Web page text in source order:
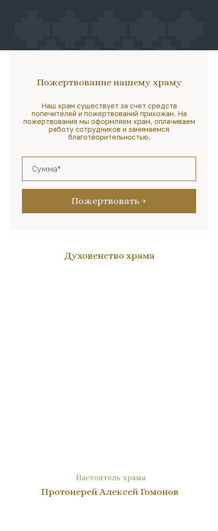
Пожертвование нашему храму
Наш храм существует за счет средств
попечителей и пожертвований прихожан. На
пожертвования мы оформляем храм, оплачиваем
работу сотрудников и занимаемся
благотворительностью.
Пожертвовать
Духовенство храма
Настоятель храма
Протоиерей Алексей Гомонов